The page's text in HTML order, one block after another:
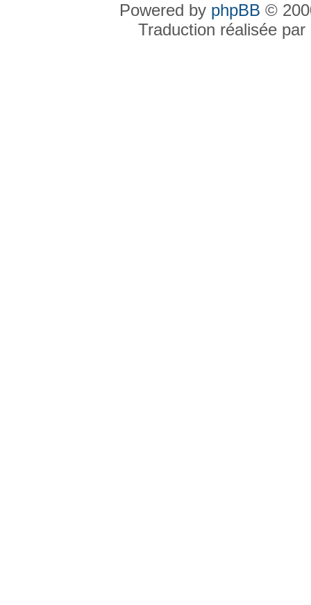
Powered by phpBB ©
Traduction réalisée par